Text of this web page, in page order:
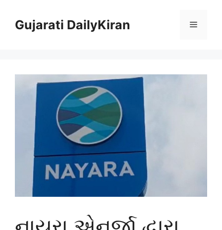
contentGujarati DailyKiran Menu